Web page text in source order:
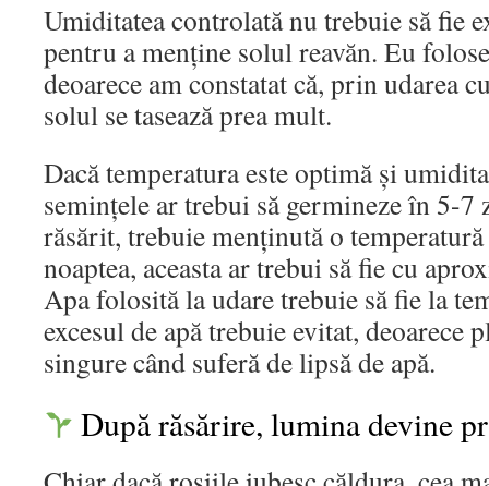
Umiditatea controlată nu trebuie să fie
pentru a menține solul reavăn. Eu
deoarece am constatat că, prin udarea
solul se tasează prea mult.
Dacă temperatura este optimă și
semințele ar trebui să germineze în 5-7
răsărit, trebuie menținută o
noaptea, aceasta ar trebui să fie cu
Apa folosită la udare trebuie să fie la
excesul de apă trebuie evitat, deoarece
singure când suferă de lipsă de apă.
După răsărire, lumina devine